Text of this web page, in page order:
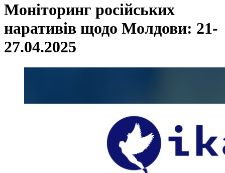
Моніторинг російських
наративів щодо Молдови: 21-
27.04.2025